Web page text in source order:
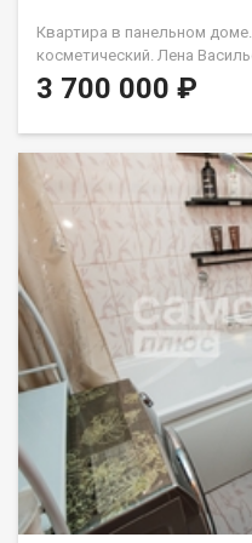
Квартира в панельном
косметический. Лена
3 700 000 ₽